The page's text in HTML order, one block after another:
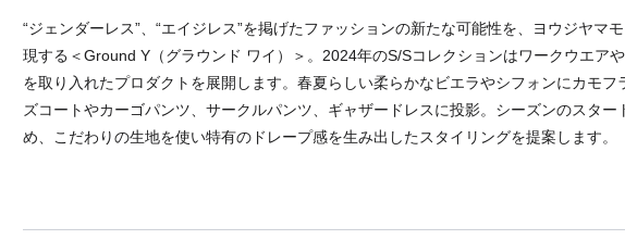
“ジェンダーレス”、“エイジレス”を掲げたファッションの新たな可能性を、ヨウジヤマ
現する＜Ground Y（グラウンド ワイ）＞。2024年のS/Sコレクションはワークウエア
を取り入れたプロダクトを展開します。春夏らしい柔らかなビエラやシフォンにカモフ
ズコートやカーゴパンツ、サークルパンツ、ギャザードレスに投影。シーズンのスター
め、こだわりの生地を使い特有のドレープ感を生み出したスタイリングを提案します。